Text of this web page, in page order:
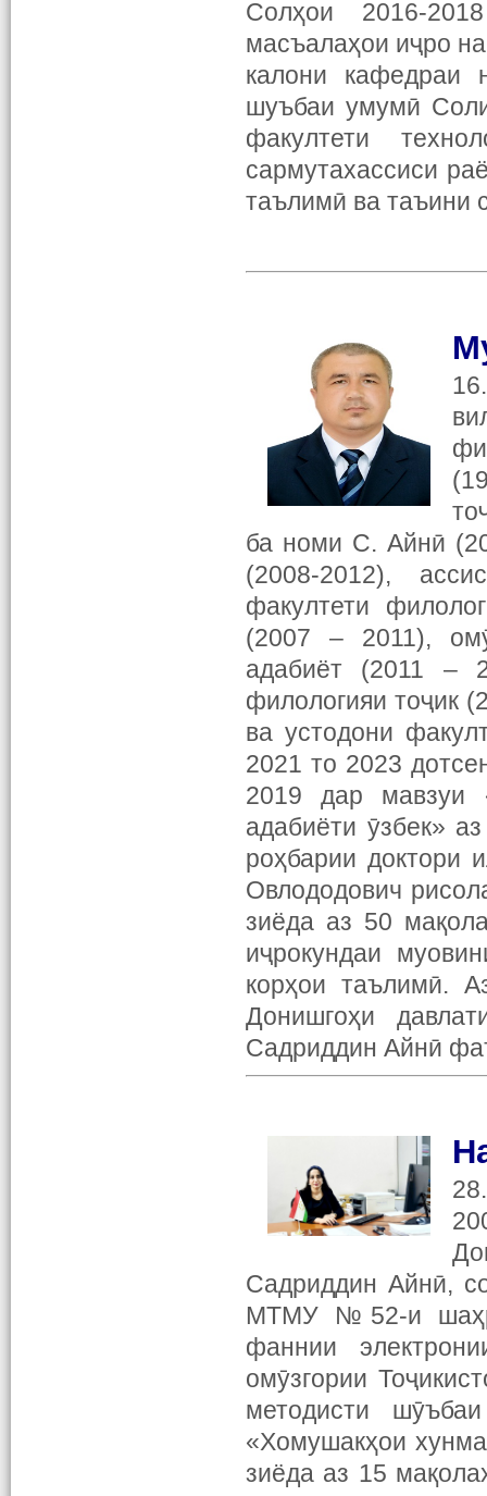
Солҳои 2016-
масъалаҳои иҷро
калони кафедраи
шуъбаи умумӣ
факултети
сармутахассиси
таълимӣ ва таъини
ба номи С. Айнӣ
(2008-2012),
факултети
(2007 – 2011),
адабиёт (2011 –
филологияи тоҷик
ва устодони
2021 то 2023
2019 дар мавзуи
адабиёти ӯзбек»
роҳбарии доктори
Овлододович
зиёда аз 50
иҷрокундаи
корҳои таълимӣ.
Донишгоҳи
Садриддин Айнӣ
Садриддин Айнӣ,
МТМУ №52-и
фаннии
омӯзгории
методисти
«Хомушакҳои
зиёда аз 15